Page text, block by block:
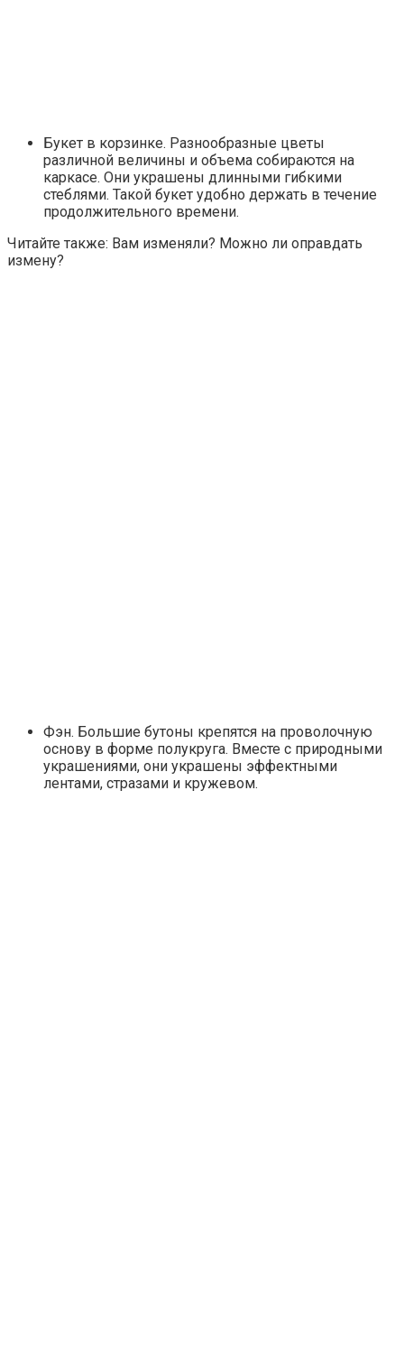
Букет в корзинке. Разнообразные цветы
различной величины и объема собираются на
каркасе. Они украшены длинными гибкими
стеблями. Такой букет удобно держать в течение
продолжительного времени.
Читайте также: Вам изменяли? Можно ли оправдать
измену?
Фэн. Большие бутоны крепятся на проволочную
основу в форме полукруга. Вместе с природными
украшениями, они украшены эффектными
лентами, стразами и кружевом.